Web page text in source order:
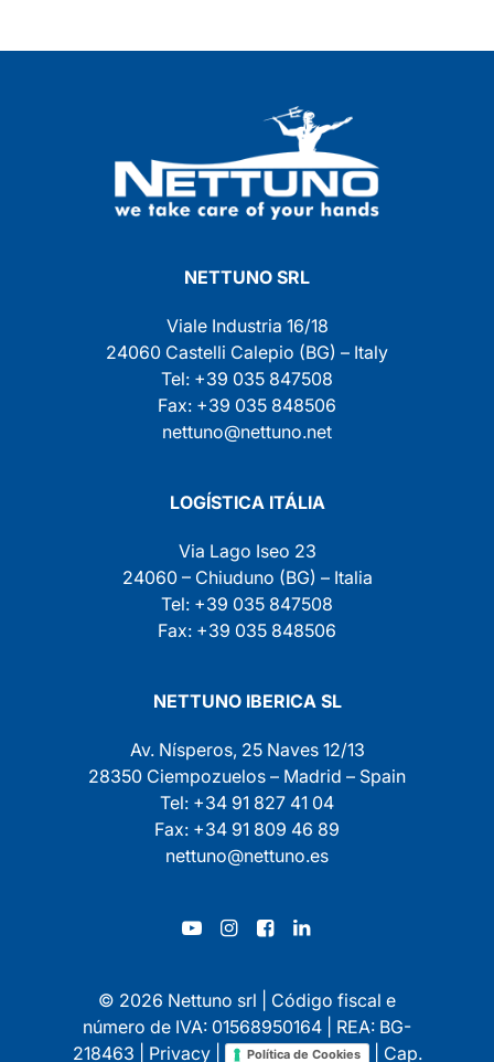
NETTUNO SRL
Viale Industria 16/18
24060 Castelli Calepio (BG) – Italy
Tel: +39 035 847508
Fax: +39 035 848506
nettuno@nettuno.net
LOGÍSTICA ITÁLIA
Via Lago Iseo 23
24060 – Chiuduno (BG) – Italia
Tel: +39 035 847508
Fax: +39 035 848506
NETTUNO IBERICA SL
Av. Nísperos, 25 Naves 12/13
28350 Ciempozuelos – Madrid – Spain
Tel: +34 91 827 41 04
Fax: +34 91 809 46 89
nettuno@nettuno.es
© 2026 Nettuno srl | Código fiscal e
número de IVA: 01568950164 | REA: BG-
218463 | Privacy| Política de Cookies | Cap.